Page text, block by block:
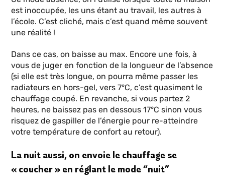
est inoccupée, les uns étant au travail, les autres à
l’école. C’est cliché, mais c’est quand même souvent
une réalité !
Dans ce cas, on baisse au max. Encore une fois, à
vous de juger en fonction de la longueur de l’absence
(si elle est très longue, on pourra même passer les
radiateurs en hors-gel, vers 7°C, c’est quasiment le
chauffage coupé. En revanche, si vous partez 2
heures, ne baissez pas en dessous 17°C sinon vous
risquez de gaspiller de l’énergie pour re-atteindre
votre température de confort au retour).
La nuit aussi, on envoie le chauffage se
« coucher » en réglant le mode “nuit”